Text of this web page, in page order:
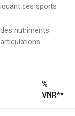
des sports
nutriments
%
VNR**